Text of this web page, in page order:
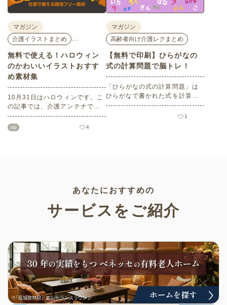
マガジン
介護イラストまとめ
…
無料で使える！ハロウィン
のかわいいイラストおすす
め素材集
10月31日はハロウィンです。こ
の記事では、介護アンテナで扱
う高齢者向けイラスト素材か
ら、ハロウィンにちなんだおば
zip 4
マガジン
高齢者向け介護レクまとめ
【無料で印刷】ひらがなの
式の計算問題で脳トレ！
「ひらがなの式の計算問題」は
ひらがなで書かれた式を計算す
る問題です。想像力やワーキン
グメモリのトレーニングとして
1
あなたにおすすめの
サービスをご紹介